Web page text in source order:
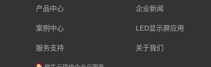
产品中心 企业新闻
案例中心 LED显示屏应用
服务支持 关于我们